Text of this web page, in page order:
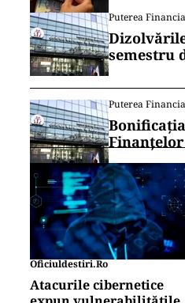
Puterea
semestru
Puterea
Oficiuldestiri.ro
Atacurile cibernetice